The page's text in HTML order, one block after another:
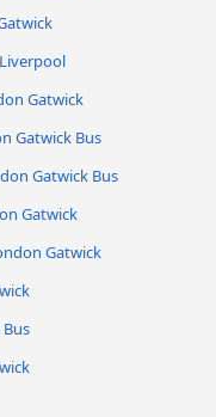
Gatwick
Gatwick Bus
Gatwick Bus
Gatwick
Gatwick